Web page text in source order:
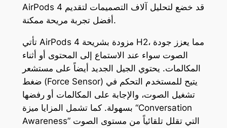
AirPods 4 قد خضع لتحليل آلاف التصميمات لتقديم
أفضل تجربة مريحة ممكنة.
تأتي AirPods 4 مزودة بشريحة H2، مما يعزز جودة
الصوت سواء عند الاستماع إلى المحتوى أو أثناء
المكالمات. يحتوي الجيل الجديد أيضاً على مستشعر
ضغط (Force Sensor) يتيح للمستخدم التحكم في
تشغيل الصوت، والإجابة على المكالمات أو رفضها
بسهولة. كما تشمل المزايا ميزة “Conversation
Awareness” التي تقلل تلقائياً من مستوى الصوت